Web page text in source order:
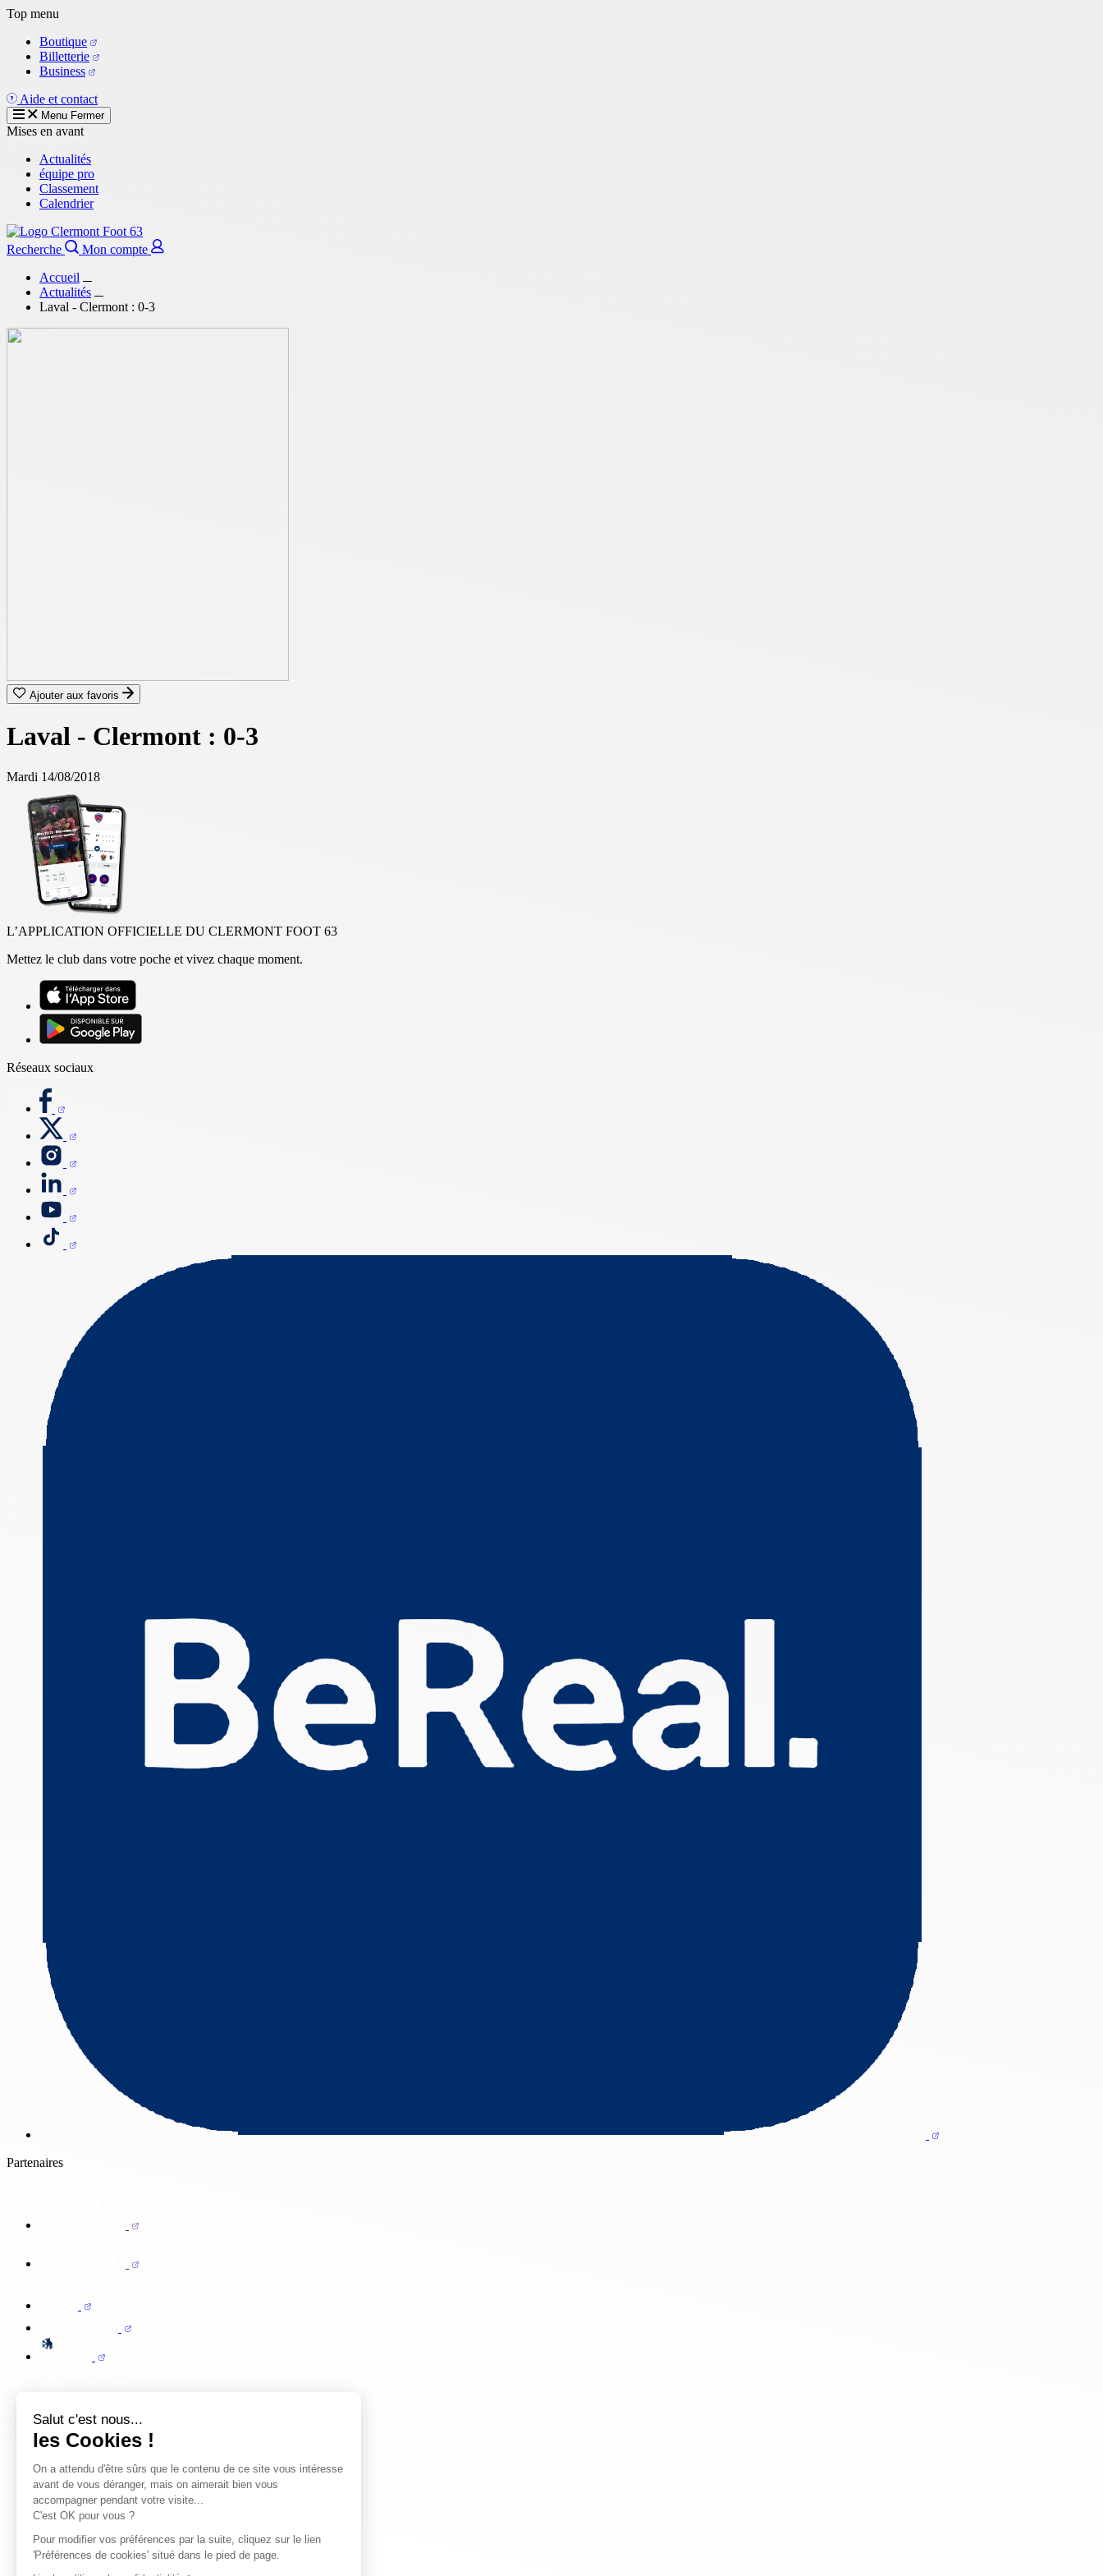
Salut c'est nous...
les Cookies !
On a attendu d'être sûrs que le contenu de ce site vous intéresse
avant de vous déranger, mais on aimerait bien vous
accompagner pendant votre visite...
C'est OK pour vous ?
Pour modifier vos préférences par la suite, cliquez sur le lien
'Préférences de cookies' situé dans le pied de page.
Aller
contenu
principal
Top menu
Boutique
Billetterie
Business
Aide et contact
Menu Fermer
Mises en avant
Actualités
équipe pro
Classement
Calendrier
Recherche
Mon compte
Accueil
Actualités
Laval - Clermont : 0-3
Ajouter aux favoris
Laval - Clermont : 0-3
Mardi 14/08/2018
L’APPLICATION OFFICIELLE DU CLERMONT FOOT 63
Mettez le club dans votre poche et vivez chaque moment.
Réseaux sociaux
Partenaires